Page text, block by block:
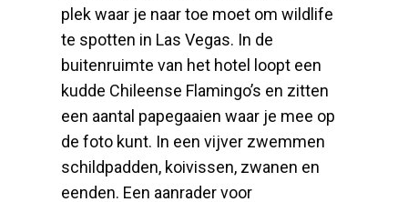
plek waar je naar toe moet om wildlife
te spotten in Las Vegas. In de
buitenruimte van het hotel loopt een
kudde Chileense Flamingo’s en zitten
een aantal papegaaien waar je mee op
de foto kunt. In een vijver zwemmen
schildpadden, koivissen, zwanen en
eenden. Een aanrader voor